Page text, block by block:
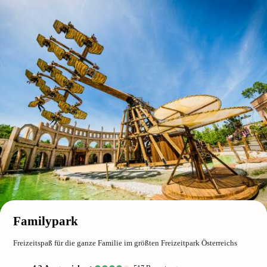
Familypark
Freizeitspaß für die ganze Familie im größten Freizeitpark Österreichs